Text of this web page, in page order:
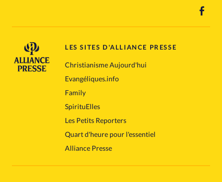
LES SITES D'ALLIANCE PRESSE
Christianisme Aujourd'hui
Evangéliques.info
Family
SpirituElles
Les Petits Reporters
Quart d'heure pour l'essentiel
Alliance Presse